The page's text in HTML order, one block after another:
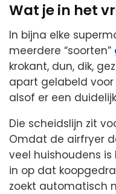
Wat je in het
In bijna elke
meerdere “soorten”
krokant, dun, dik,
apart gelabeld
alsof er een
Die scheidslijn zit
Omdat de airfryer
veel huishoudens
in op dat
zoekt automatisch